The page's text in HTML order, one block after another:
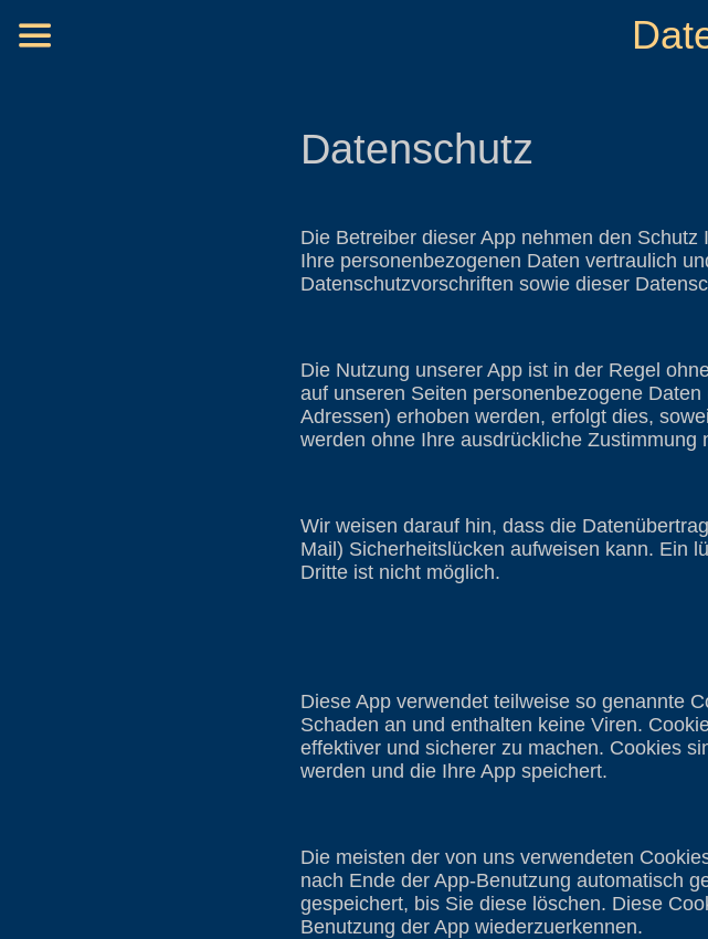
Datenschutz
Die Betreiber dieser App nehmen den
Ihre personenbezogenen Daten vertraulich
Datenschutzvorschriften sowie dieser
Die Nutzung unserer App ist in der Regel
auf unseren Seiten personenbezogene
Adressen) erhoben werden, erfolgt dies,
werden ohne Ihre ausdrückliche Zustimmung
Wir weisen darauf hin, dass die
Mail) Sicherheitslücken aufweisen kann. Ein
Dritte ist nicht möglich.
Diese App verwendet teilweise so genannte
Schaden an und enthalten keine Viren.
effektiver und sicherer zu machen. Cookies
werden und die Ihre App speichert.
Die meisten der von uns verwendeten
nach Ende der App-Benutzung automatisch
gespeichert, bis Sie diese löschen. Diese
Benutzung der App wiederzuerkennen.